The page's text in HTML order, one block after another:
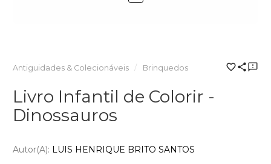
Antiguidades & Colecionáveis Brinquedos
Livro Infantil de Colorir -
Dinossauros
Autor(a): LUIS HENRIQUE BRITO SANTOS